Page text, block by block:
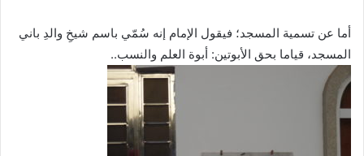
أما عن تسمية المسجد؛ فيقول الإمام إنه سُمّي باسم شيخِ والدِ باني
المسجد، قياما بحق الأبوتين: أبوة العلم والنسب..